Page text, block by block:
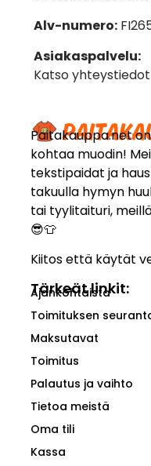
Paitakauppa.net
kohtaa muodin!
tekstipaidat ja
takuulla hymyn
tai tyylitaituri,
😎👕
Kiitos että käytät
Tärkeät linkit:
Ajankohtaista
Toimituksen
Maksutavat
Toimitus
Palautus ja vaihto
Tietoa meistä
Oma tili
Kassa
Alv-numero:
Asiakaspalvelu:
Katso